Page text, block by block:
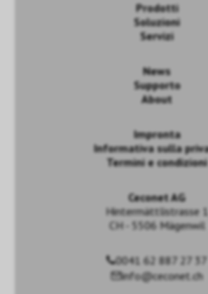
Prodotti
Soluzioni
Servizi
News
Supporto
About
Impronta
Informativa sulla
Termini e condizioni
Ceconet AG
Hintermättlistrasse 1
CH - 5506 Mägenwil
0041 62 887 27 37
info@ceconet.ch